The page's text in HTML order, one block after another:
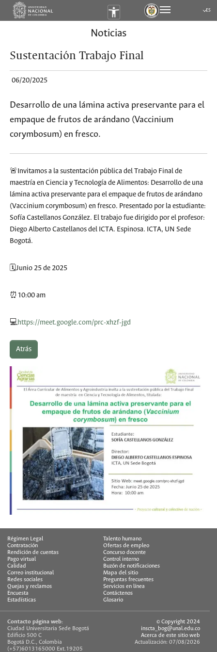
ES
Noticias
Sustentación Trabajo Final
06/20/2025
Desarrollo de una lámina activa preservante para el
empaque de frutos de arándano (Vaccinium
corymbosum) en fresco.
🚨Invitamos a la sustentación pública del Trabajo Final de
maestría en Ciencia y Tecnología de Alimentos: Desarrollo de una
lámina activa preservante para el empaque de frutos de arándano
(Vaccinium corymbosum) en fresco. Presentado por la estudiante:
Sofía Castellanos González. El trabajo fue dirigido por el profesor:
Diego Alberto Castellanos del ICTA. Espinosa. ICTA, UN Sede
Bogotá.
🗓️Junio 25 de 2025
⏰10:00 am
💻https://meet.google.com/prc-xhzf-jgd
Atrás
Régimen Legal
Talento humano
Contratación
Ofertas de empleo
Rendición de cuentas
Concurso docente
Pago virtual
Control interno
Calidad
Buzón de notificaciones
Correo institucional
Mapa del sitio
Redes sociales
Preguntas frecuentes
Quejas y reclamos
Servicios en línea
Encuesta
Contáctenos
Estadísticas
Glosario
Contacto página web:
Ciudad Universitaria Sede Bogotá
Edificio 500 C
Bogotá D.C., Colombia
(+57)6013165000 Ext.19205
© Copyright 2024
inscta_bog@unal.edu.co
Acerca de este sitio web
Actualización: 07/08/2026